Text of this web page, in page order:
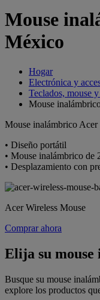
Mouse
México
Hogar
Electrónica y
Teclados, mouse
Mouse
Mouse inalámbrico Acer
• Diseño portátil
• Mouse inalámbrico de
• Desplazamiento con
Acer Wireless Mouse
Comprar ahora
Elija su
Busque su mouse
explore los productos